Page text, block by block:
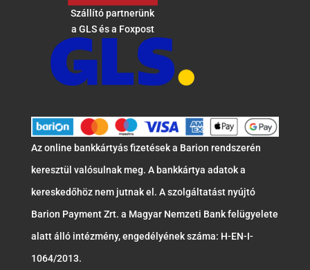
Szállító partnerünk
a GLS és a Foxpost
Az online bankkártyás fizetések a Barion rendszerén
keresztül valósulnak meg. A bankkártya adatok a
kereskedőhöz nem jutnak el. A szolgáltatást nyújtó
Barion Payment Zrt. a Magyar Nemzeti Bank felügyelete
alatt álló intézmény, engedélyének száma: H-EN-I-
1064/2013.